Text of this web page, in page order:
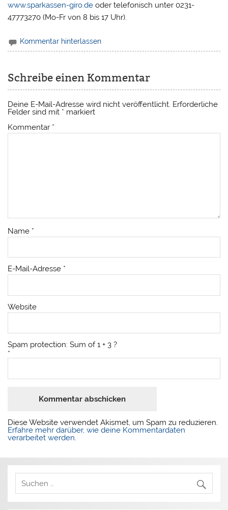
www.sparkassen-giro.de oder telefonisch unter 0231-
47773270 (Mo-Fr von 8 bis 17 Uhr).
Kommentar hinterlassen
Schreibe einen Kommentar
Deine E-Mail-Adresse wird nicht veröffentlicht. Erforderliche
Felder sind mit * markiert
Kommentar *
Name *
E-Mail-Adresse *
Website
Spam protection: Sum of 1 + 3 ?
*
Diese Website verwendet Akismet, um Spam zu reduzieren.
Erfahre mehr darüber, wie deine Kommentardaten
verarbeitet werden.